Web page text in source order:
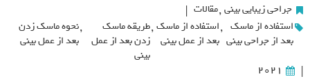
جراحی زیبایی بینی ,مقالات |
استفاده از ماسک
بعد از جراحی بینی
,استفاده از ماسک
بعد از عمل بینی
,طریقه ماسک
زدن بعد از عمل
بینی
,نحوه ماسک زدن
بعد از عمل بینی
|
2021